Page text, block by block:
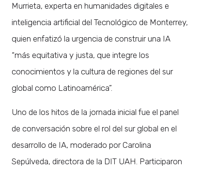
Murrieta, experta en humanidades digitales e
inteligencia artificial del Tecnológico de Monterrey,
quien enfatizó la urgencia de construir una IA
“más equitativa y justa, que integre los
conocimientos y la cultura de regiones del sur
global como Latinoamérica”.
Uno de los hitos de la jornada inicial fue el panel
de conversación sobre el rol del sur global en el
desarrollo de IA, moderado por Carolina
Sepúlveda, directora de la DIT UAH. Participaron